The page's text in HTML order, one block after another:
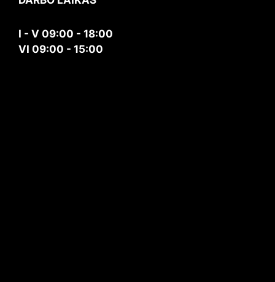
I - V 09:00 - 18:00
VI 09:00 - 15:00